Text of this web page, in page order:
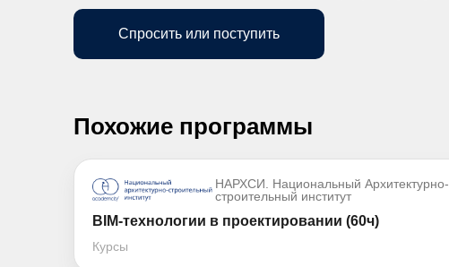
Спросить или поступить
Похожие программы
НАРХСИ. Национальный Архитектурно-
строительный институт
BIM-технологии в проектировании (60ч)
Курсы